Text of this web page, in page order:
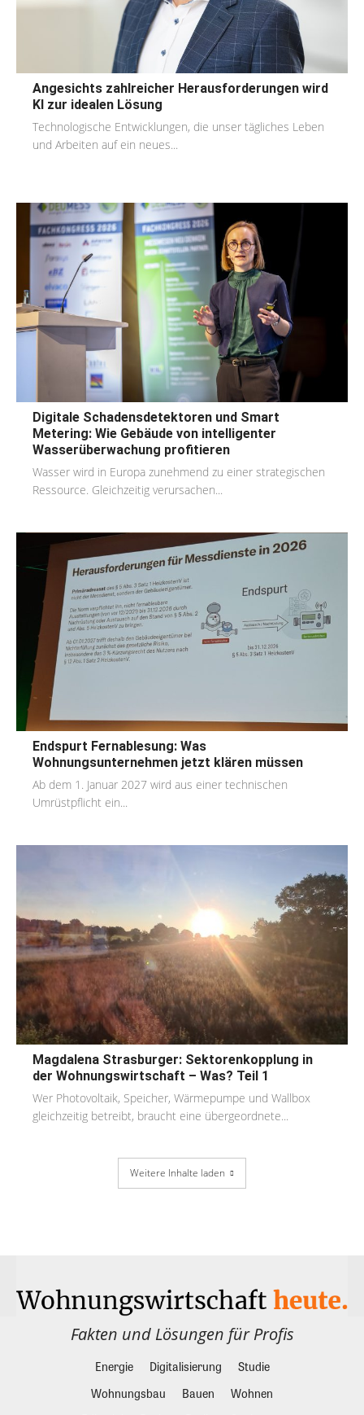
Angesichts zahlreicher Herausforderungen wird
KI zur idealen Lösung
Technologische Entwicklungen, die unser tägliches Leben
und Arbeiten auf ein neues...
Digitale Schadensdetektoren und Smart
Metering: Wie Gebäude von intelligenter
Wasserüberwachung profitieren
Wasser wird in Europa zunehmend zu einer strategischen
Ressource. Gleichzeitig verursachen...
Endspurt Fernablesung: Was
Wohnungsunternehmen jetzt klären müssen
Ab dem 1. Januar 2027 wird aus einer technischen
Umrüstpflicht ein...
Magdalena Strasburger: Sektorenkopplung in
der Wohnungswirtschaft – Was? Teil 1
Wer Photovoltaik, Speicher, Wärmepumpe und Wallbox
gleichzeitig betreibt, braucht eine übergeordnete...
Weitere Inhalte laden
Fakten und Lösungen für Profis
Energie Digitalisierung
Studie
Wohnungsbau
Bauen
Wohnen